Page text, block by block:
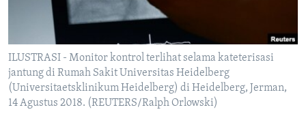
ILUSTRASI - Monitor kontrol terlihat selama kateterisasi
jantung di Rumah Sakit Universitas Heidelberg
(Universitaetsklinikum Heidelberg) di Heidelberg, Jerman,
14 Agustus 2018. (REUTERS/Ralph Orlowski)